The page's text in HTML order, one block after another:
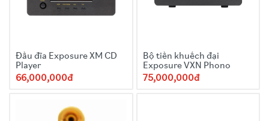
Đầu đĩa Exposure XM CD
Player
66,000,000đ
Bộ tiền khuếch đại
Exposure VXN Phono
75,000,000đ